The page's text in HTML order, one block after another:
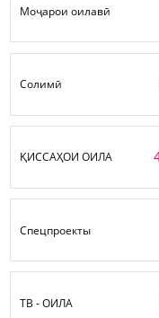
Моҷарои оилавӣ
Солимӣ
ҚИССАҲОИ ОИЛА
Спецпроекты
ТВ - ОИЛА